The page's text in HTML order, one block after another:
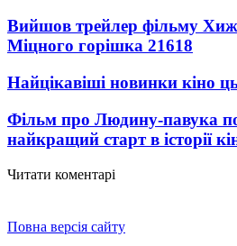
Вийшов трейлер фільму
Міцного горішка 21618
Найцікавіші новинки кіно
Фільм про Людину-павука
найкращий старт в історії
Читати коментарі
Повна версія сайту